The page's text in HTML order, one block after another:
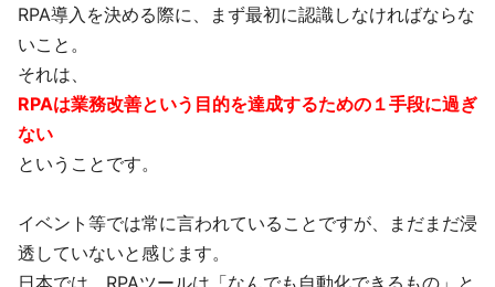
RPA導入を決める際に、まず最初に認識しなければならな
いこと。
それは、
RPAは業務改善という目的を達成するための１手段に過ぎ
ない
ということです。
イベント等では常に言われていることですが、まだまだ浸
透していないと感じます。
日本では、RPAツールは「なんでも自動化できるもの」と